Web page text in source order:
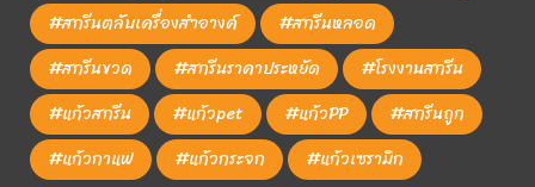
#สกรีนตลับเครื่องสำอางค์
#สกรีนหลอด
#สกรีนขวด
#สกรีนราคาประหยัด
#โรงงานสกรีน
#แก้วสกรีน
#แก้วpet #แก้วPP
#สกรีนถูก
#แก้วกาแฟ
#แก้วกระจก #แก้วเซรามิก